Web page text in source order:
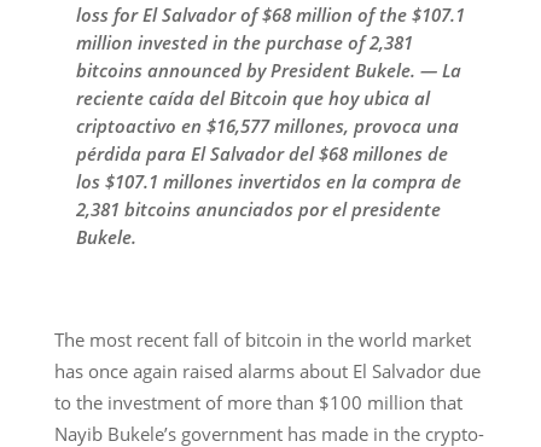
loss for El Salvador of $68 million of the $107.1
million invested in the purchase of 2,381
bitcoins announced by President Bukele. — La
reciente caída del Bitcoin que hoy ubica al
criptoactivo en $16,577 millones, provoca una
pérdida para El Salvador del $68 millones de
los $107.1 millones invertidos en la compra de
2,381 bitcoins anunciados por el presidente
Bukele.
The most recent fall of bitcoin in the world market
has once again raised alarms about El Salvador due
to the investment of more than $100 million that
Nayib Bukele’s government has made in the crypto-